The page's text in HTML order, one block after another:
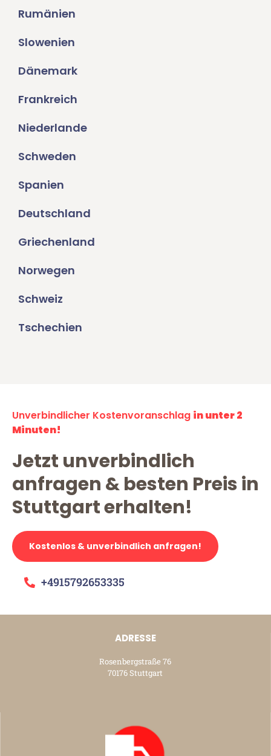
Rumänien
Slowenien
Dänemark
Frankreich
Niederlande
Schweden
Spanien
Deutschland
Griechenland
Norwegen
Schweiz
Tschechien
Unverbindlicher Kostenvoranschlag in unter 2
Minuten!
Jetzt unverbindlich
anfragen & besten Preis in
Stuttgart erhalten!
Kostenlos & unverbindlich anfragen!
+4915792653335
ADRESSE
Rosenbergstraße 76
70176 Stuttgart